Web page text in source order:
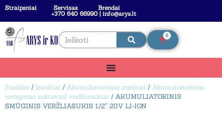
Straipsniai Servisas
Brendai
+370 640 66990 | info@arys.lt
0
Pradžia / Įrankiai / Akumuliatoriniai įrankiai / Akumuliatoriniai
smūginiai suktuvai/ veržliasukiai / AKUMULIATORINIS
SMŪGINIS VERŽLIASUKIS 1/2″ 20V LI-ION